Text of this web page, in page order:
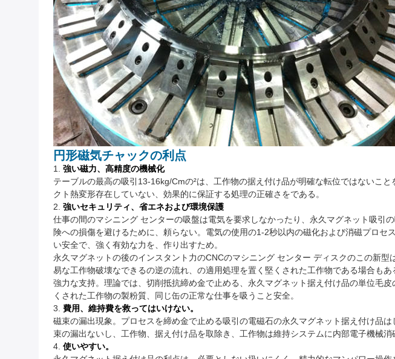
円形磁気チャックの利点
1. 強い磁力、高精度の機械化
テーブルの最高の吸引13-16kg/cmの²は、工作物の据え付け品が明確な転位ではないこ
クト熱変形存在していない、効果的に保証する処理の正確さをである。
2. 強いセキュリティ、省エネおよび環境保護
仕事の間のマシニング センターの吸盤は電気を要求しなかったり、永久マグネット吸
険への損傷を避けるために、頼らない。電気の使用の1-2秒以内の磁化および消磁プロ
い安全で、強く有効な力を、作り出すため。
永久マグネットの後のインスタント力のCNCのマシニング センター ディスクのこの新
易な工作物破壊なできるの逆の流れ、の適用処理を置く堅くされた工作物である場合もあ
強力な支持。理論では、切削抵抗締め金で止める、永久マグネット据え付け品の単位毛
くされた工作物の製粉質、同じ缶の正常な仕事を吸うこと安全。
3. 費用、維持費を救ってはいけない。
磁束の漏出現象。プロセスを締め金で止める吸引の電磁石の永久マグネット据え付け品
束の漏出ないし、工作物、据え付け品を取除き、工作物は維持システムに内部電子機械
4. 使いやすい。